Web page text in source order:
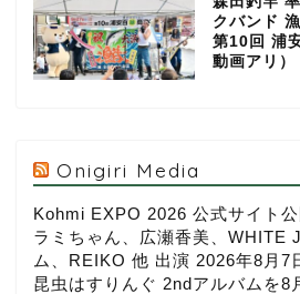
クバンド
第10回 浦
動画アリ）
Onigiri Media
Kohmi EXPO 2026 公式サイト
ラミちゃん、広瀬香美、WHITE
ム、REIKO 他 出演 2026年8月7
昆虫はすりんぐ 2ndアルバムを8